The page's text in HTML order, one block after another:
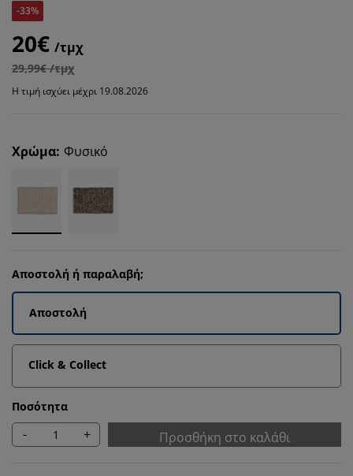
-33%
20€ /τμχ
29,99€ /τμχ
Η τιμή ισχύει μέχρι 19.08.2026
Χρώμα: Φυσικό
Αποστολή ή παραλαβή;
Αποστολή
Click & Collect
Ποσότητα
- + Προσθήκη στο καλάθι